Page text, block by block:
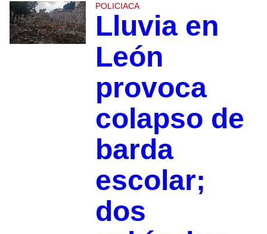
POLICIACA
Lluvia en
León
provoca
colapso de
barda
escolar;
dos